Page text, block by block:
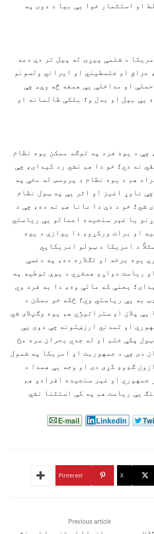
او استثمار خوا یې بیا د دوی په
د شلمې پیړۍ له پېل تر دې دمه
عراق او فلسطیني او ایراني ولسونو
او مداخلې یې همغه څه وې، چې
یې بېل او بدل و؛ بلکې ظالمانه او
چې د یوه فرد په توګه ممکن یوه نظام
نه دي؛ خو دا هم نشي رد کېدای، چې
هم د یوه نظام د پروسس له مخې په
ناوړ اغیز او اثر یې په ټول نظام
شي؛ خو د دې دا مانا هم نه ده، چې د
یا غېر سنجیده اعمالو یې ریاستي
او برات ورکړو، دا یوازې د یوه
د امریکا د ټولو امریکايي
یوه برخه او تګلاره ده، په دغسې
ریاست دواړو همغږي د یوې توطیه په
یعنې که ماتې وه، دا به فرد وي
به یې ریاستي وي؛ ځکه خو ممکن د
پلان او ستراتیژي هم یوه وګڼلای شي
او تمدني ارزښتونه چې دوی یې
پکې ختم او له جدي بحران سره مخ
دی چې د جمهوریت او امریکا په شمول
ګډوډ کړی دی او وجه یې همدا د
جمهوري او غېر سنجیده افرادو هم
یې ریاست هم په کې استثنا نشي
LinkedIn
E-mail
X
Pinterest
Previous article